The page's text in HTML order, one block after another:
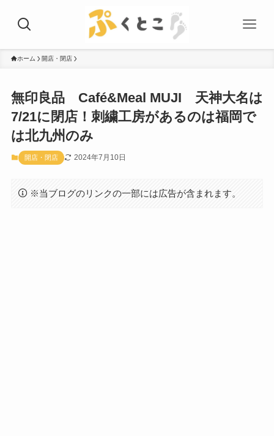
ホーム 開店・閉店
無印良品 Café&Meal MUJI 天神大名は
7/21に閉店！刺繍工房があるのは福岡で
は北九州のみ
開店・閉店 2024年7月10日
※当ブログのリンクの一部には広告が含まれます。